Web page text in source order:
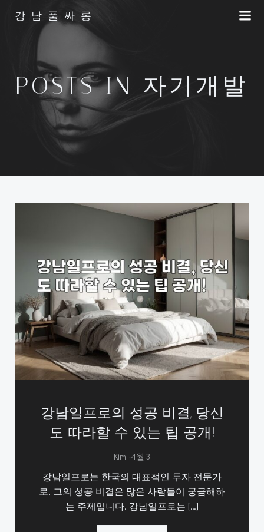
강남풀싸롱
POSTS IN 자기개발
강남일프로의 성공 비결, 당신
도 따라할 수 있는 팁 공개!
Kim -4월 3
강남일프로는 한국의 대표적인 투자 전문가
로, 그의 성공 비결은 많은 사람들이 궁금해하
는 주제입니다. 강남일프로는 […]